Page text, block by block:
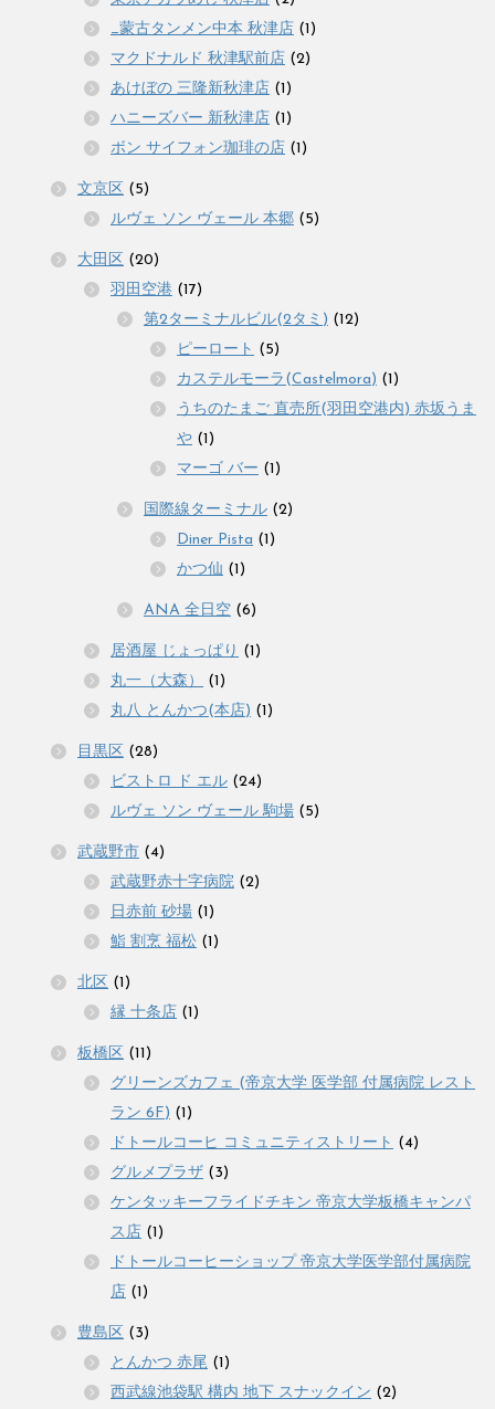
_蒙古タンメン中本 秋津店 (1)
マクドナルド 秋津駅前店 (2)
あけぼの 三隆新秋津店 (1)
ハニーズバー 新秋津店 (1)
ボン サイフォン珈琲の店 (1)
文京区 (5)
ルヴェ ソン ヴェール 本郷 (5)
大田区 (20)
羽田空港 (17)
第2ターミナルビル(2タミ) (12)
ピーロート (5)
カステルモーラ(Castelmora) (1)
うちのたまご 直売所(羽田空港内) 赤坂うま
や (1)
マーゴ バー (1)
国際線ターミナル (2)
Diner Pista (1)
かつ仙 (1)
ANA 全日空 (6)
居酒屋 じょっぱり (1)
丸一（大森）
(1)
丸八 とんかつ(本店) (1)
目黒区 (28)
ビストロ ド エル (24)
ルヴェ ソン ヴェール 駒場 (5)
武蔵野市 (4)
武蔵野赤十字病院 (2)
日赤前 砂場 (1)
鮨 割烹 福松 (1)
北区 (1)
縁 十条店 (1)
板橋区 (11)
グリーンズカフェ (帝京大学 医学部 付属病院 レスト
ラン 6F) (1)
ドトールコーヒ コミュニティストリート (4)
グルメプラザ (3)
ケンタッキーフライドチキン 帝京大学板橋キャンパ
ス店 (1)
ドトールコーヒーショップ 帝京大学医学部付属病院
店 (1)
豊島区 (3)
とんかつ 赤尾 (1)
西武線池袋駅 構内 地下 スナックイン (2)